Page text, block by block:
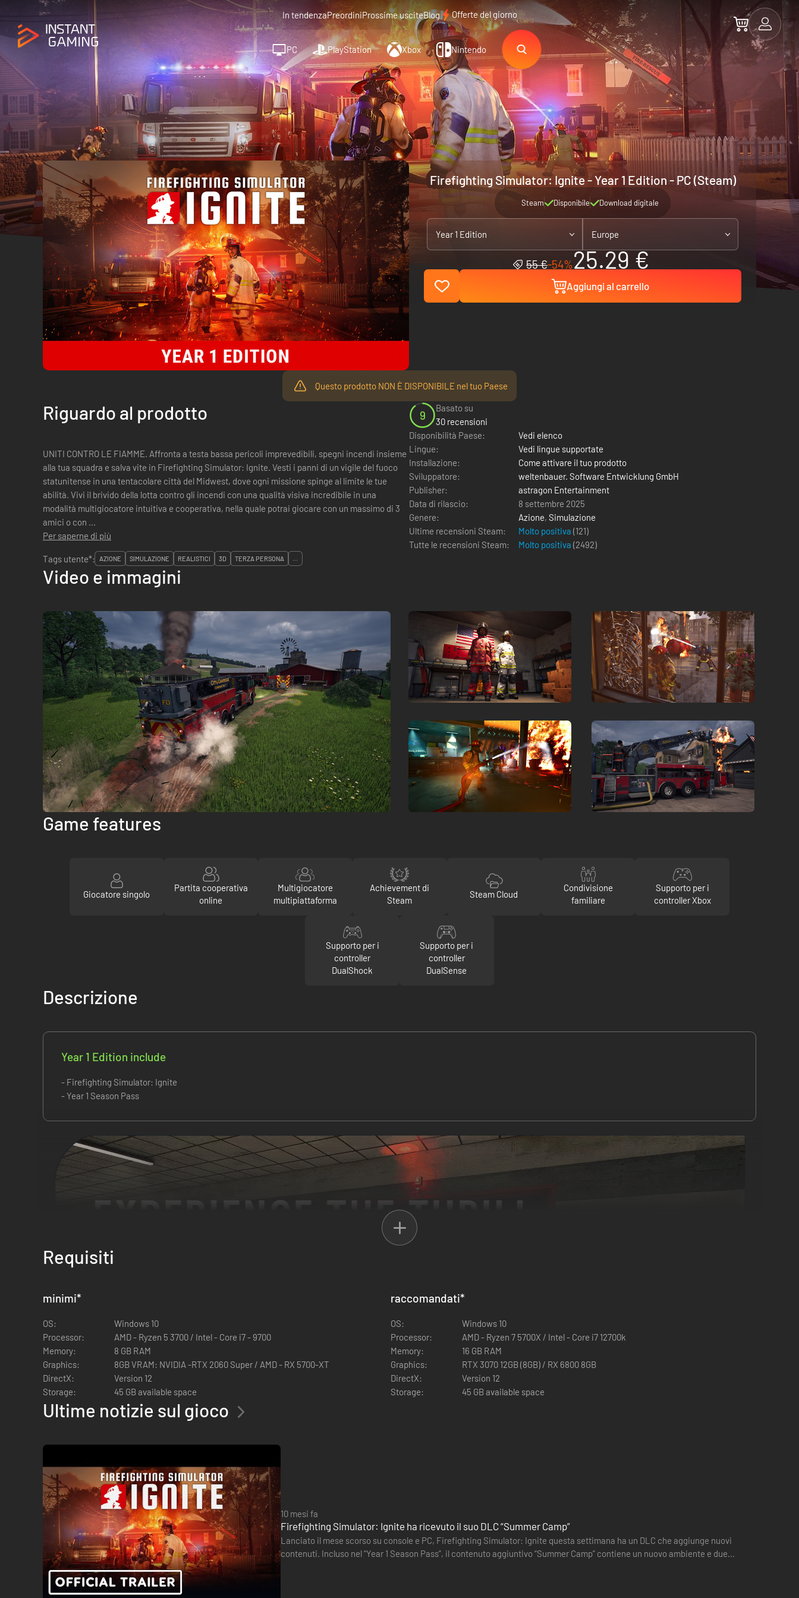
In tendenzaPreordiniProssime usciteBlog Offerte del giorno
PC PlayStation Xbox Nintendo
Firefighting Simulator: Ignite - Year 1 Edition - PC (Steam)
Steam Disponibile Download digitale
Year 1 Edition Europe
55 €-54%25.29 €
Aggiungi al carrello
Questo prodotto NON È DISPONIBILE nel tuo Paese
Riguardo al prodotto
UNITI CONTRO LE FIAMME. Affronta a testa bassa pericoli imprevedibili, spegni incendi insieme
alla tua squadra e salva vite in Firefighting Simulator: Ignite. Vesti i panni di un vigile del fuoco
statunitense in una tentacolare città del Midwest, dove ogni missione spinge al limite le tue
abilità. Vivi il brivido della lotta contro gli incendi con una qualità visiva incredibile in una
modalità multigiocatore intuitiva e cooperativa, nella quale potrai giocare con un massimo di 3
amici o con ...
Per saperne di più
9
Basato su
30 recensioni
Disponibilità Paese:
Vedi elenco
Lingue:
Vedi lingue supportate
Installazione:
Come attivare il tuo prodotto
Sviluppatore:
weltenbauer. Software Entwicklung GmbH
Publisher:
astragon Entertainment
Data di rilascio:
8 settembre 2025
Genere:
Azione, Simulazione
Ultime recensioni Steam:
Molto positiva (121)
Tutte le recensioni Steam:
Molto positiva (2492)
Tags utente*:
AZIONE SIMULAZIONE REALISTICI 3D TERZA PERSONA ...
Video e immagini
Game features
Giocatore singolo
Partita cooperativa
online
Multigiocatore
multipiattaforma
Achievement di
Steam
Steam Cloud
Condivisione
familiare
Supporto per i
controller Xbox
Supporto per i
controller
DualShock
Supporto per i
controller
DualSense
Descrizione
Year 1 Edition include
- Firefighting Simulator: Ignite
- Year 1 Season Pass
UNITI CONTRO LE FIAMME. Affronta a testa bassa pericoli imprevedibili, spegni incendi insieme alla tua squadra e salva vite in Firefighting Simulator: Ignite. Vesti i panni di un vigile del
modalità multigiocatore intuitiva e cooperativa, nella quale potrai giocare con un massimo di 3 amici o con compagni controllati dall'IA. Affronta fiamme divampanti e dinamiche e il calore e
il fumo che ne scaturiscono, simulati in tempo reale con i sistemi fisici e grafici all'avanguardia di Unreal Engine 5, che ti permettono di vivere il brivido della lotta contro gli incendi in un
Requisiti
minimi*
OS:
Windows 10
Processor:
AMD - Ryzen 5 3700 / Intel - Core i7 - 9700
Memory:
8 GB RAM
Graphics:
8GB VRAM: NVIDIA -RTX 2060 Super / AMD - RX 5700-XT
DirectX:
Version 12
Storage:
45 GB available space
raccomandati*
OS:
Windows 10
Processor:
AMD - Ryzen 7 5700X / Intel - Core i7 12700k
Memory:
16 GB RAM
Graphics:
RTX 3070 12GB (8GB) / RX 6800 8GB
DirectX:
Version 12
Storage:
45 GB available space
Ultime notizie sul gioco
10 mesi fa
Firefighting Simulator: Ignite ha ricevuto il suo DLC “Summer Camp”
Lanciato il mese scorso su console e PC, Firefighting Simulator: Ignite questa settimana ha un DLC che aggiunge nuovi
contenuti. Incluso nel “Year 1 Season Pass”, il contenuto aggiuntivo “Summer Camp” contiene un nuovo ambiente e due